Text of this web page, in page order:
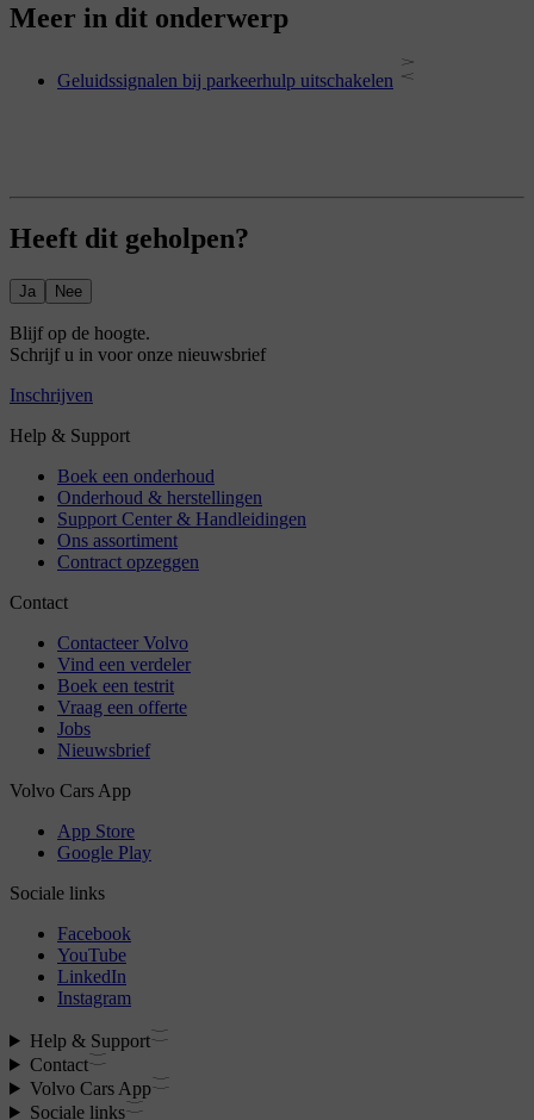
Meer in dit onderwerp
Geluidssignalen bij parkeerhulp uitschakelen
Heeft dit geholpen?
Ja Nee